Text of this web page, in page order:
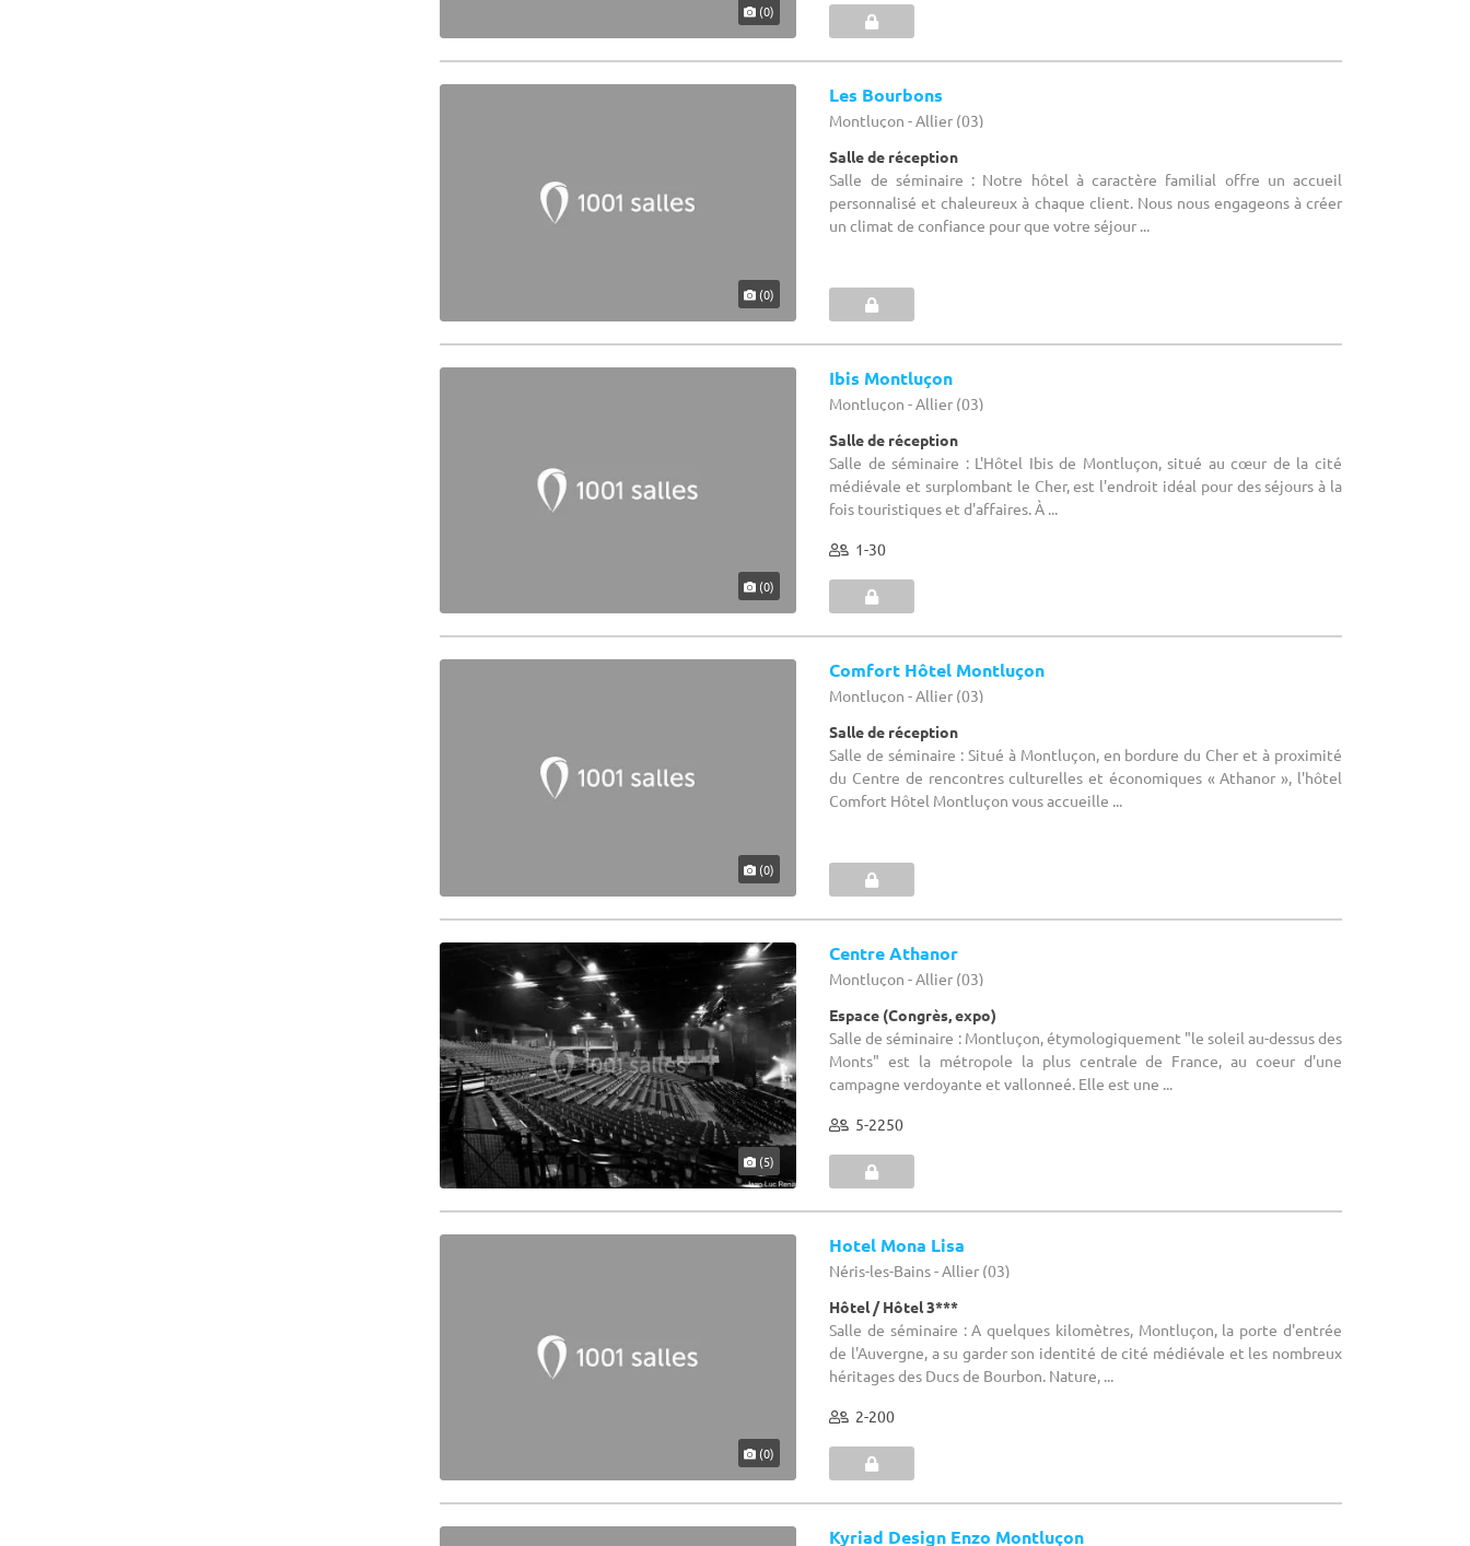
(0)
(0)
Les Bourbons
Montluçon - Allier (03)
Salle de réception
Salle de séminaire : Notre hôtel à caractère familial offre un accueil
personnalisé et chaleureux à chaque client. Nous nous engageons à créer
un climat de confiance pour que votre séjour ...
(0)
Ibis Montluçon
Montluçon - Allier (03)
Salle de réception
Salle de séminaire : L'Hôtel Ibis de Montluçon, situé au cœur de la cité
médiévale et surplombant le Cher, est l'endroit idéal pour des séjours à la
fois touristiques et d'affaires. À ...
1-30
(0)
Comfort Hôtel Montluçon
Montluçon - Allier (03)
Salle de réception
Salle de séminaire : Situé à Montluçon, en bordure du Cher et à proximité
du Centre de rencontres culturelles et économiques « Athanor », l'hôtel
Comfort Hôtel Montluçon vous accueille ...
(5)
Centre Athanor
Montluçon - Allier (03)
Espace (Congrès, expo)
Salle de séminaire : Montluçon, étymologiquement "le soleil au-dessus des
Monts" est la métropole la plus centrale de France, au coeur d'une
campagne verdoyante et vallonneé. Elle est une ...
5-2250
(0)
Hotel Mona Lisa
Néris-les-Bains - Allier (03)
Hôtel / Hôtel 3***
Salle de séminaire : A quelques kilomètres, Montluçon, la porte d'entrée
de l'Auvergne, a su garder son identité de cité médiévale et les nombreux
héritages des Ducs de Bourbon. Nature, ...
2-200
Kyriad Design Enzo Montluçon